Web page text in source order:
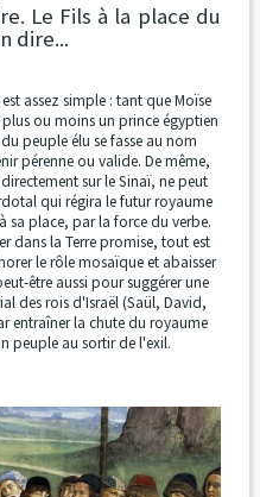
Le Fils à la place du
dire...
assez simple : tant que Moïse
ou moins un prince égyptien
peuple élu se fasse au nom
pérenne ou valide. De même,
sur le Sinaï, ne peut
qui régira le futur royaume
sa place, par la force du verbe.
dans la Terre promise, tout est
le rôle mosaïque et abaisser
être aussi pour suggérer une
des rois d'Israël (Saül, David,
entraîner la chute du royaume
peuple au sortir de l'exil.